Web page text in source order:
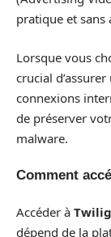
pratique et sans
Lorsque vous
crucial d’assurer
connexions
de préserver
malware.
Comment
Accéder à
dépend de la